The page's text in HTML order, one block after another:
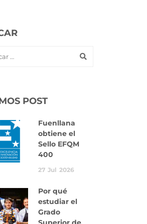
POST
Fuenllana
obtiene el
Sello EFQM
400
27 Jul 2026
Por qué
estudiar el
Grado